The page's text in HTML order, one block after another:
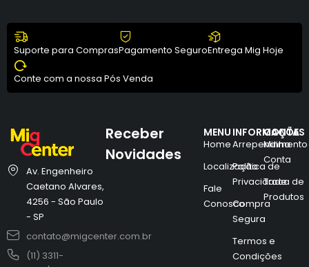
Suporte para ComprasPagamento SeguroEntrega Mig Hoje
Conte com a nossa Pós Venda
Av. Engenheiro
Caetano Alvares,
4256 - São Paulo
- SP
contato@migcenter.com.br
(11) 3311-
MENU
Home
Localização
Fale
Conosco
INFORMAÇÕES
Arrependimento
Política de
Privacidade
Compra
Segura
Termos e
Condições
CONTA
Minha
Conta
Troca de
Produtos
Receber
Novidades